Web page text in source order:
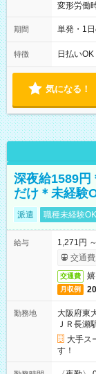
変形労働時間
00～20：
期間 単発・1
特徴 日払い
気になる！
深夜給1589円
だけ＊未経験
派遣 職種未経験OK
給与
1,271円
交通
交通費
月収例
勤務地
大阪府東
ＪＲ長瀬
大手ス
す！